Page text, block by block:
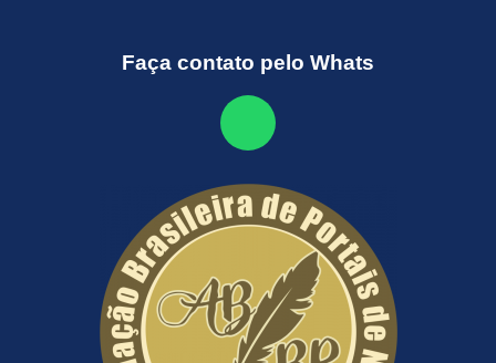
Faça contato pelo Whats